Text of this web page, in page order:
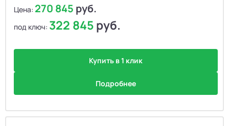
Цена: 270 845 руб.
под ключ: 322 845руб.
Купить в 1 клик
Подробнее